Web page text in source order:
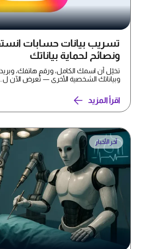
تسريب بيانات حسابات
ونصائح لحماية بياناتك
تخيّل أن اسمك الكامل، ورقم هاتفك، وبريدك
وبياناتك الشخصية الأخرى — تُعرض الآن
اقرأ المزيد
آخر الأخبار